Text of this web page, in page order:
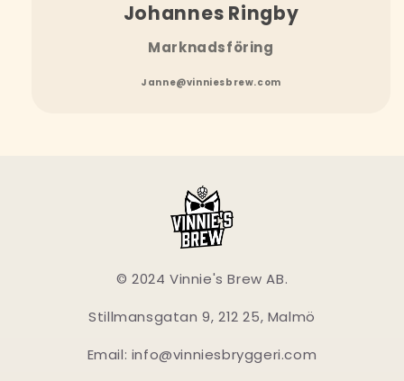
Johannes Ringby
Marknadsföring
Janne@vinniesbrew.com
© 2024 Vinnie's Brew AB.
Stillmansgatan 9, 212 25, Malmö
Email: info@vinniesbryggeri.com